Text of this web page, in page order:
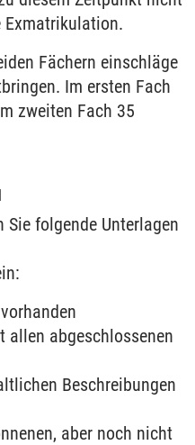
Exmatrikulation.
Fächern einschläge
Im ersten Fach
zweiten Fach 35
Sie folgende Unterlagen
allen abgeschlossenen
Beschreibungen
aber noch nicht